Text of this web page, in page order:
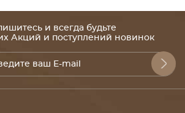
и всегда будьте
Акций и поступлений новинок